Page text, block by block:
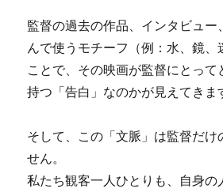
監督の過去の作品、インタビュー
んで使うモチーフ（例：水、鏡、
ことで、その映画が監督にとって
持つ「告白」なのかが見えてきま
そして、この「文脈」は監督だけ
せん。
私たち観客一人ひとりも、自身の